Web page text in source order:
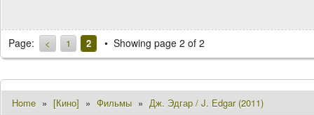
Page: < 1 2 Showing page 2 of 2
Home » [Кино] » Фильмы » Дж. Эдгар / J. Edgar (2011)